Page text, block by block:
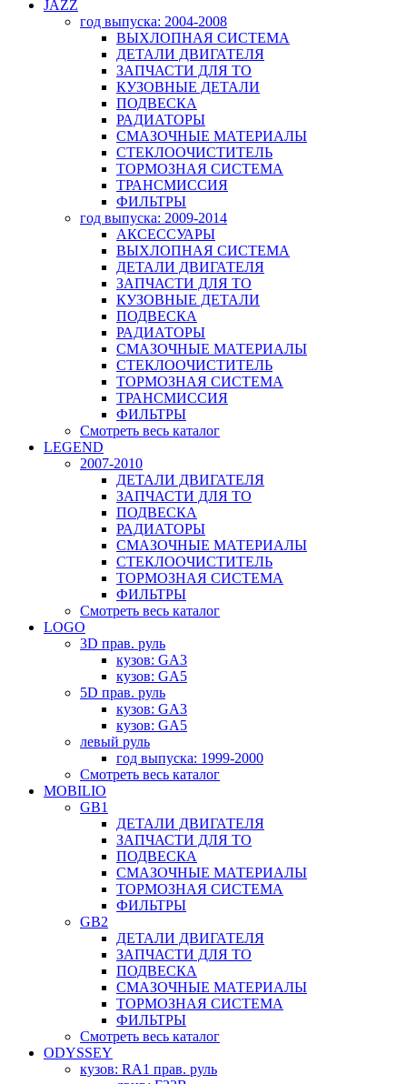
JAZZ
год выпуска: 2004-2008
ВЫХЛОПНАЯ СИСТЕМА
ДЕТАЛИ ДВИГАТЕЛЯ
ЗАПЧАСТИ ДЛЯ ТО
КУЗОВНЫЕ ДЕТАЛИ
ПОДВЕСКА
РАДИАТОРЫ
СМАЗОЧНЫЕ МАТЕРИАЛЫ
СТЕКЛООЧИСТИТЕЛЬ
ТОРМОЗНАЯ СИСТЕМА
ТРАНСМИССИЯ
ФИЛЬТРЫ
год выпуска: 2009-2014
АКСЕССУАРЫ
ВЫХЛОПНАЯ СИСТЕМА
ДЕТАЛИ ДВИГАТЕЛЯ
ЗАПЧАСТИ ДЛЯ ТО
КУЗОВНЫЕ ДЕТАЛИ
ПОДВЕСКА
РАДИАТОРЫ
СМАЗОЧНЫЕ МАТЕРИАЛЫ
СТЕКЛООЧИСТИТЕЛЬ
ТОРМОЗНАЯ СИСТЕМА
ТРАНСМИССИЯ
ФИЛЬТРЫ
Смотреть весь каталог
LEGEND
2007-2010
ДЕТАЛИ ДВИГАТЕЛЯ
ЗАПЧАСТИ ДЛЯ ТО
ПОДВЕСКА
РАДИАТОРЫ
СМАЗОЧНЫЕ МАТЕРИАЛЫ
СТЕКЛООЧИСТИТЕЛЬ
ТОРМОЗНАЯ СИСТЕМА
ФИЛЬТРЫ
Смотреть весь каталог
LOGO
3D прав. руль
кузов: GA3
кузов: GA5
5D прав. руль
кузов: GA3
кузов: GA5
левый руль
год выпуска: 1999-2000
Смотреть весь каталог
MOBILIO
GB1
ДЕТАЛИ ДВИГАТЕЛЯ
ЗАПЧАСТИ ДЛЯ ТО
ПОДВЕСКА
СМАЗОЧНЫЕ МАТЕРИАЛЫ
ТОРМОЗНАЯ СИСТЕМА
ФИЛЬТРЫ
GB2
ДЕТАЛИ ДВИГАТЕЛЯ
ЗАПЧАСТИ ДЛЯ ТО
ПОДВЕСКА
СМАЗОЧНЫЕ МАТЕРИАЛЫ
ТОРМОЗНАЯ СИСТЕМА
ФИЛЬТРЫ
Смотреть весь каталог
ODYSSEY
кузов: RA1 прав. руль